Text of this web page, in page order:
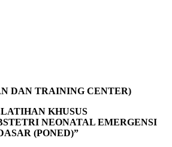
DAN TRAINING CENTER)
KHUSUS
NEONATAL EMERGENSI
(PONED)”